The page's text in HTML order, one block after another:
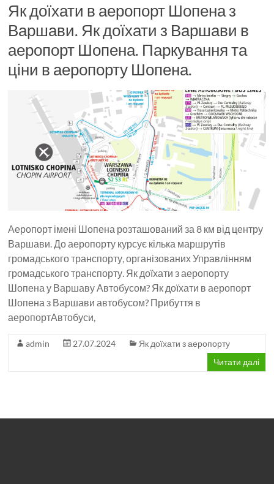
Як доїхати в аеропорт Шопена з
Варшави. Як доїхати з Варшави в
аеропорт Шопена. Паркування та
ціни в аеропорту Шопена.
Аеропорт імені Шопена розташований за 8 км від центру
Варшави. До аеропорту курсує кілька маршрутів
громадського транспорту, організованих Управлінням
громадського транспорту. Як доїхати з аеропорту
Шопена у Варшаву Автобусом? Як доїхати в аеропорт
Шопена з Варшави автобусом? Прибуття в
аеропортАвтобуси,
admin 27.07.2024
Як доїхати з аеропорту
Читати далі